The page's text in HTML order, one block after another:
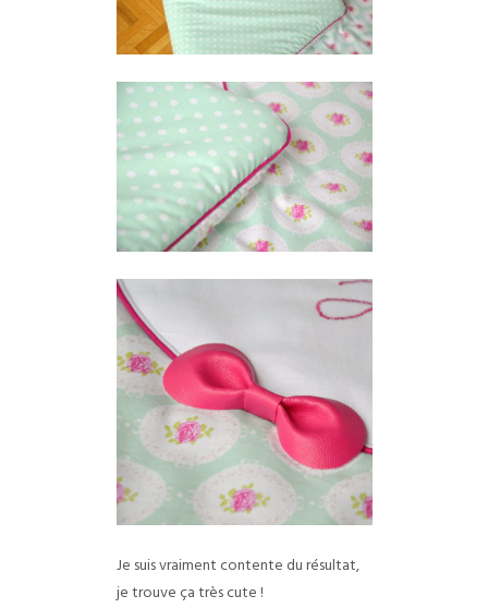
Je suis vraiment contente du résultat,
je trouve ça très cute !